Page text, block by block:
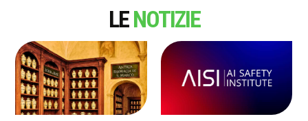
LENOTIZIE